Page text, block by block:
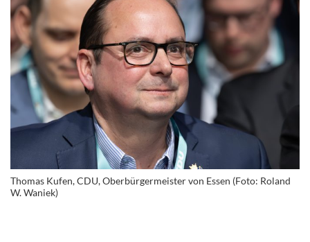
Thomas Kufen, CDU, Oberbürgermeister von Essen (Foto: Roland
W. Waniek)